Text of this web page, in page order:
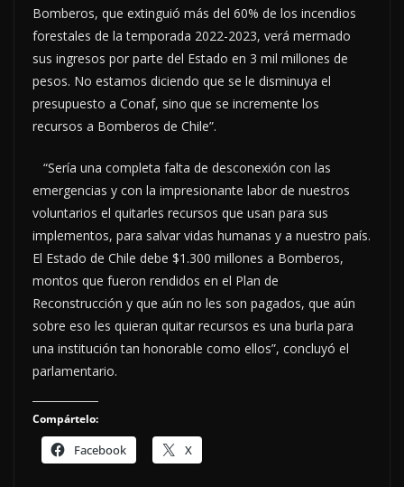
Bomberos, que extinguió más del 60% de los incendios
forestales de la temporada 2022-2023, verá mermado
sus ingresos por parte del Estado en 3 mil millones de
pesos. No estamos diciendo que se le disminuya el
presupuesto a Conaf, sino que se incremente los
recursos a Bomberos de Chile”.
“Sería una completa falta de desconexión con las
emergencias y con la impresionante labor de nuestros
voluntarios el quitarles recursos que usan para sus
implementos, para salvar vidas humanas y a nuestro país.
El Estado de Chile debe $1.300 millones a Bomberos,
montos que fueron rendidos en el Plan de
Reconstrucción y que aún no les son pagados, que aún
sobre eso les quieran quitar recursos es una burla para
una institución tan honorable como ellos”, concluyó el
parlamentario.
Compártelo:
Facebook X